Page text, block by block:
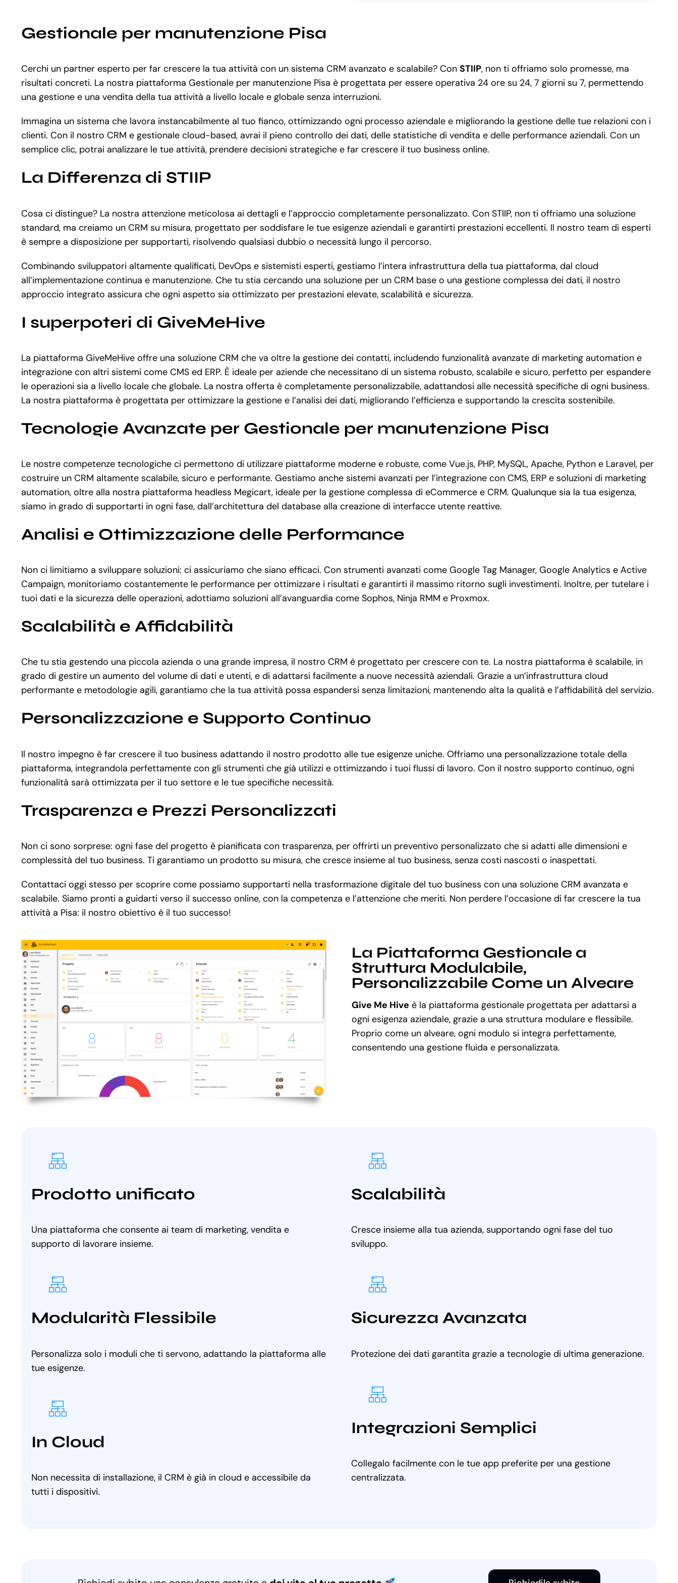
Gestionale per manutenzione Pisa
Cerchi un partner esperto per far crescere la tua attività con un sistema CRM avanzato e scalabile? Con STIIP, non ti offriamo solo promesse, ma
risultati concreti. La nostra piattaforma Gestionale per manutenzione Pisa è progettata per essere operativa 24 ore su 24, 7 giorni su 7, permettendo
una gestione e una vendita della tua attività a livello locale e globale senza interruzioni.
Immagina un sistema che lavora instancabilmente al tuo fianco, ottimizzando ogni processo aziendale e migliorando la gestione delle tue relazioni con i
clienti. Con il nostro CRM e gestionale cloud-based, avrai il pieno controllo dei dati, delle statistiche di vendita e delle performance aziendali. Con un
semplice clic, potrai analizzare le tue attività, prendere decisioni strategiche e far crescere il tuo business online.
La Differenza di STIIP
Cosa ci distingue? La nostra attenzione meticolosa ai dettagli e l’approccio completamente personalizzato. Con STIIP, non ti offriamo una soluzione
standard, ma creiamo un CRM su misura, progettato per soddisfare le tue esigenze aziendali e garantirti prestazioni eccellenti. Il nostro team di esperti
è sempre a disposizione per supportarti, risolvendo qualsiasi dubbio o necessità lungo il percorso.
Combinando sviluppatori altamente qualificati, DevOps e sistemisti esperti, gestiamo l’intera infrastruttura della tua piattaforma, dal cloud
all’implementazione continua e manutenzione. Che tu stia cercando una soluzione per un CRM base o una gestione complessa dei dati, il nostro
approccio integrato assicura che ogni aspetto sia ottimizzato per prestazioni elevate, scalabilità e sicurezza.
I superpoteri di GiveMeHive
La piattaforma GiveMeHive offre una soluzione CRM che va oltre la gestione dei contatti, includendo funzionalità avanzate di marketing automation e
integrazione con altri sistemi come CMS ed ERP. È ideale per aziende che necessitano di un sistema robusto, scalabile e sicuro, perfetto per espandere
le operazioni sia a livello locale che globale. La nostra offerta è completamente personalizzabile, adattandosi alle necessità specifiche di ogni business.
La nostra piattaforma è progettata per ottimizzare la gestione e l’analisi dei dati, migliorando l’efficienza e supportando la crescita sostenibile.
Tecnologie Avanzate per Gestionale per manutenzione Pisa
Le nostre competenze tecnologiche ci permettono di utilizzare piattaforme moderne e robuste, come Vue.js, PHP, MySQL, Apache, Python e Laravel, per
costruire un CRM altamente scalabile, sicuro e performante. Gestiamo anche sistemi avanzati per l’integrazione con CMS, ERP e soluzioni di marketing
automation, oltre alla nostra piattaforma headless Megicart, ideale per la gestione complessa di eCommerce e CRM. Qualunque sia la tua esigenza,
siamo in grado di supportarti in ogni fase, dall’architettura del database alla creazione di interfacce utente reattive.
Analisi e Ottimizzazione delle Performance
Non ci limitiamo a sviluppare soluzioni: ci assicuriamo che siano efficaci. Con strumenti avanzati come Google Tag Manager, Google Analytics e Active
Campaign, monitoriamo costantemente le performance per ottimizzare i risultati e garantirti il massimo ritorno sugli investimenti. Inoltre, per tutelare i
tuoi dati e la sicurezza delle operazioni, adottiamo soluzioni all’avanguardia come Sophos, Ninja RMM e Proxmox.
Scalabilità e Affidabilità
Che tu stia gestendo una piccola azienda o una grande impresa, il nostro CRM è progettato per crescere con te. La nostra piattaforma è scalabile, in
grado di gestire un aumento del volume di dati e utenti, e di adattarsi facilmente a nuove necessità aziendali. Grazie a un’infrastruttura cloud
performante e metodologie agili, garantiamo che la tua attività possa espandersi senza limitazioni, mantenendo alta la qualità e l’affidabilità del servizio.
Personalizzazione e Supporto Continuo
Il nostro impegno è far crescere il tuo business adattando il nostro prodotto alle tue esigenze uniche. Offriamo una personalizzazione totale della
piattaforma, integrandola perfettamente con gli strumenti che già utilizzi e ottimizzando i tuoi flussi di lavoro. Con il nostro supporto continuo, ogni
funzionalità sarà ottimizzata per il tuo settore e le tue specifiche necessità.
Trasparenza e Prezzi Personalizzati
Non ci sono sorprese: ogni fase del progetto è pianificata con trasparenza, per offrirti un preventivo personalizzato che si adatti alle dimensioni e
complessità del tuo business. Ti garantiamo un prodotto su misura, che cresce insieme al tuo business, senza costi nascosti o inaspettati.
Contattaci oggi stesso per scoprire come possiamo supportarti nella trasformazione digitale del tuo business con una soluzione CRM avanzata e
scalabile. Siamo pronti a guidarti verso il successo online, con la competenza e l’attenzione che meriti. Non perdere l’occasione di far crescere la tua
attività a Pisa: il nostro obiettivo è il tuo successo!
La Piattaforma Gestionale a
Struttura Modulabile,
Personalizzabile Come un Alveare
Give Me Hive è la piattaforma gestionale progettata per adattarsi a
ogni esigenza aziendale, grazie a una struttura modulare e flessibile.
Proprio come un alveare, ogni modulo si integra perfettamente,
consentendo una gestione fluida e personalizzata.
Prodotto unificato
Una piattaforma che consente ai team di marketing, vendita e
supporto di lavorare insieme.
Modularità Flessibile
Personalizza solo i moduli che ti servono, adattando la piattaforma alle
tue esigenze.
In Cloud
Non necessita di installazione, il CRM è già in cloud e accessibile da
tutti i dispositivi.
Scalabilità
Cresce insieme alla tua azienda, supportando ogni fase del tuo
sviluppo.
Sicurezza Avanzata
Protezione dei dati garantita grazie a tecnologie di ultima generazione.
Integrazioni Semplici
Collegalo facilmente con le tue app preferite per una gestione
centralizzata.